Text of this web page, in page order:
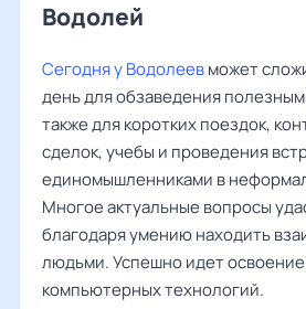
Водолей
Сегодня у Водолеевможет
день для обзаведения
также для коротких поездок,
сделок, учебы и проведения
единомышленниками в
Многое актуальные вопросы
благодаря умению находить
людьми. Успешно идет
компьютерных технологий.